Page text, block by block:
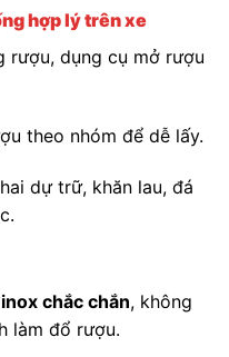
hợp lý trên xe
rượu, dụng cụ mở rượu
theo nhóm để dễ lấy.
dự trữ, khăn lau, đá
chắc chắn, không
làm đổ rượu.